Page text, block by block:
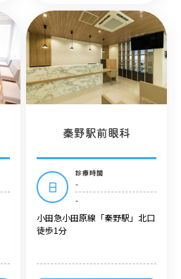
秦野駅前眼科
日
診療時間
-
-
小田急小田原線「秦野駅」北口
徒歩1分